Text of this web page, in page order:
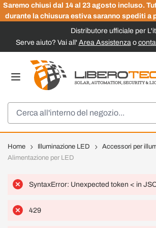
Saremo chiusi dal 14 al 23 agosto incluso.
durante la chiusura estiva saranno spediti a
Distributore ufficiale per
Serve aiuto? Vai all' Area Assistenzao
Home Illuminazione LED
Accessori per
Alimentazione per LED
SyntaxError: Unexpected token < in
429